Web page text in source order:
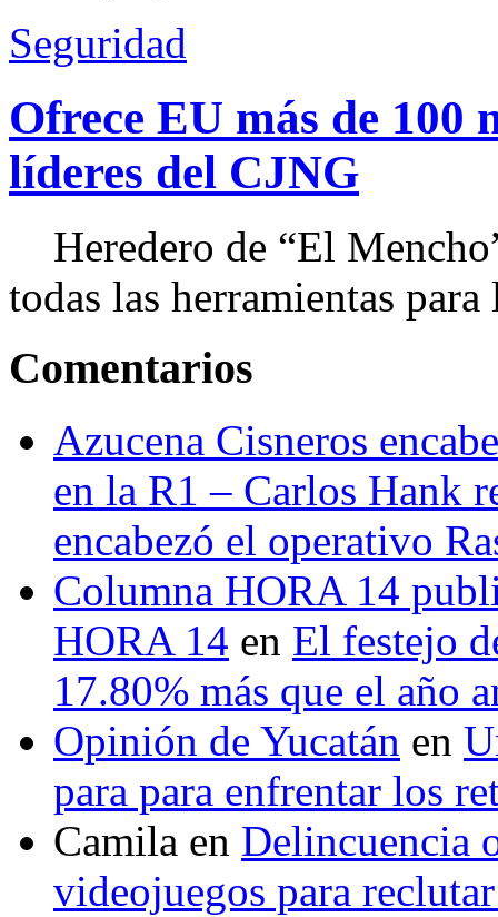
Seguridad
Ofrece EU más de 100
líderes del CJNG
Heredero de “El
todas las herramientas
Comentarios
Azucena Cisneros
en la R1 – Carlos Hank
encabezó el operativo
Columna HORA 14
HORA 14 en El festejo
17.80% más que el año
Opinión de Yucatán en
para para enfrentar los
Camila en Delincuencia
videojuegos para